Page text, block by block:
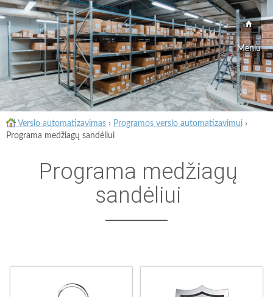
Meniu
Verslo automatizavimas › Programos verslo automatizavimui ›
Programa medžiagų sandėliui
Programa medžiagų
sandėliui